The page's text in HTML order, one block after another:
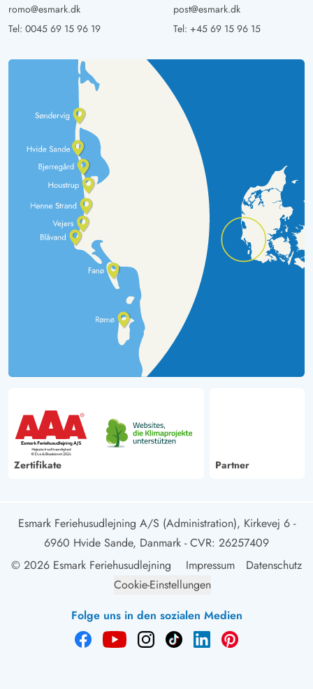
romo@esmark.dk
Tel: 0045 69 15 96 19
post@esmark.dk
Tel: +45 69 15 96 15
Zertifikate Partner
Esmark Feriehusudlejning A/S (Administration), Kirkevej 6 -
6960 Hvide Sande, Danmark - CVR: 26257409
© 2026 Esmark Feriehusudlejning
Impressum
Datenschutz
Cookie-Einstellungen
Folge uns in den sozialen Medien